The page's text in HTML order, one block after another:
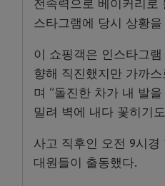
전속력으로 베이커리로
스타그램에 당시 상황
이 쇼핑객은 인스타그
향해 직진했지만 가까
며 “돌진한 차가 내 발
밀려 벽에 내다 꽃히기
사고 직후인 오전 9시
대원들이 출동했다.